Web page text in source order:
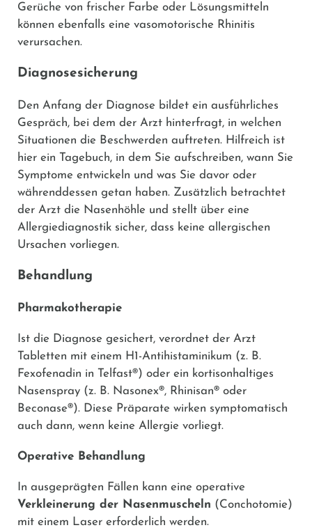
Gerüche von frischer Farbe oder Lösungsmitteln
können ebenfalls eine vasomotorische Rhinitis
verursachen.
Diagnosesicherung
Den Anfang der Diagnose bildet ein ausführliches
Gespräch, bei dem der Arzt hinterfragt, in welchen
Situationen die Beschwerden auftreten. Hilfreich ist
hier ein Tagebuch, in dem Sie aufschreiben, wann Sie
Symptome entwickeln und was Sie davor oder
währenddessen getan haben. Zusätzlich betrachtet
der Arzt die Nasenhöhle und stellt über eine
Allergiediagnostik sicher, dass keine allergischen
Ursachen vorliegen.
Behandlung
Pharmakotherapie
Ist die Diagnose gesichert, verordnet der Arzt
Tabletten mit einem H1-Antihistaminikum (z. B.
Fexofenadin in Telfast®) oder ein kortisonhaltiges
Nasenspray (z. B. Nasonex®, Rhinisan® oder
Beconase®). Diese Präparate wirken symptomatisch
auch dann, wenn keine Allergie vorliegt.
Operative Behandlung
In ausgeprägten Fällen kann eine operative
Verkleinerung der Nasenmuscheln (Conchotomie)
mit einem Laser erforderlich werden.